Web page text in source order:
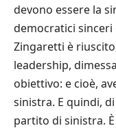
devono essere la
democratici sinceri
Zingaretti è
leadership,
obiettivo: e cioè,
sinistra. E quindi,
partito di sinistra.